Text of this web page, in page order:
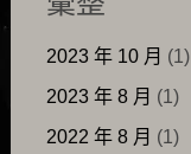
2023 年 10 月 (1)
2023 年 8 月 (1)
2022 年 8 月 (1)